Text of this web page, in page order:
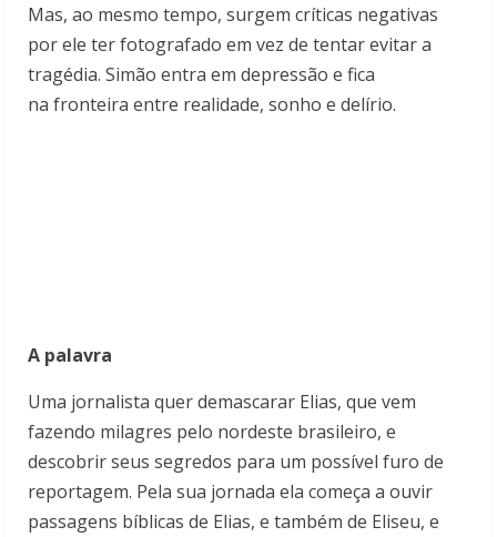
Mas, ao mesmo tempo, surgem críticas negativas
por ele ter fotografado em vez de tentar evitar a
tragédia. Simão entra em depressão e fica
na fronteira entre realidade, sonho e delírio.
A palavra
Uma jornalista quer demascarar Elias, que vem
fazendo milagres pelo nordeste brasileiro, e
descobrir seus segredos para um possível furo de
reportagem. Pela sua jornada ela começa a ouvir
passagens bíblicas de Elias, e também de Eliseu, e